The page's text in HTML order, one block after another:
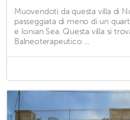
Muovendoti da questa villa di
passeggiata di meno di un
e Ionian Sea. Questa villa si
Balneoterapeutico ...